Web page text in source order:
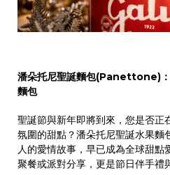
潘朵托尼聖誕麵包(Panettone)
麵包
聖誕節與新年即將到來，您是否正
氛圍的甜點？潘朵托尼聖誕水果麵
人的愛情故事，早已成為全球甜點
聚餐或派對分享，更是節日伴手禮